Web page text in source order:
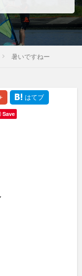
暑いですねー
Save